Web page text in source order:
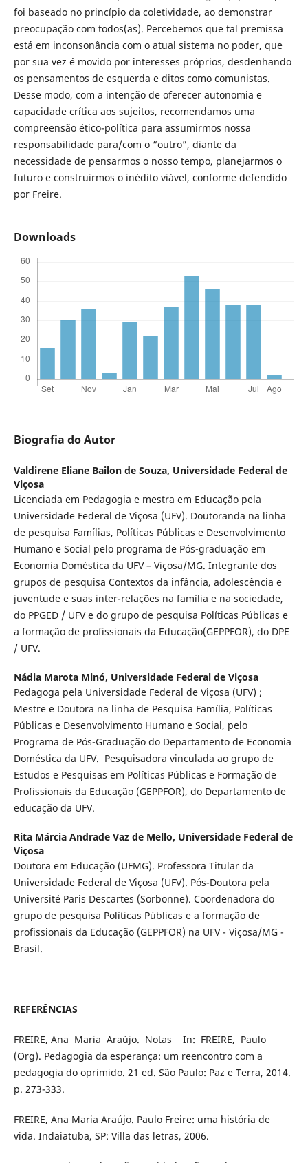
foi baseado no princípio da coletividade, ao demonstrar
preocupação com todos(as). Percebemos que tal premissa
está em inconsonância com o atual sistema no poder, que
por sua vez é movido por interesses próprios, desdenhando
os pensamentos de esquerda e ditos como comunistas.
Desse modo, com a intenção de oferecer autonomia e
capacidade crítica aos sujeitos, recomendamos uma
compreensão ético-política para assumirmos nossa
responsabilidade para/com o “outro”, diante da
necessidade de pensarmos o nosso tempo, planejarmos o
futuro e construirmos o inédito viável, conforme defendido
por Freire.
Downloads
Biografia do Autor
Valdirene Eliane Bailon de Souza, Universidade Federal de
Viçosa
Licenciada em Pedagogia e mestra em Educação pela
Universidade Federal de Viçosa (UFV). Doutoranda na linha
de pesquisa Famílias, Políticas Públicas e Desenvolvimento
Humano e Social pelo programa de Pós-graduação em
Economia Doméstica da UFV – Viçosa/MG. Integrante dos
grupos de pesquisa Contextos da infância, adolescência e
juventude e suas inter-relações na família e na sociedade,
do PPGED / UFV e do grupo de pesquisa Políticas Públicas e
a formação de profissionais da Educação(GEPPFOR), do DPE
/ UFV.
Nádia Marota Minó, Universidade Federal de Viçosa
Pedagoga pela Universidade Federal de Viçosa (UFV) ;
Mestre e Doutora na linha de Pesquisa Família, Políticas
Públicas e Desenvolvimento Humano e Social, pelo
Programa de Pós-Graduação do Departamento de Economia
Doméstica da UFV. Pesquisadora vinculada ao grupo de
Estudos e Pesquisas em Políticas Públicas e Formação de
Profissionais da Educação (GEPPFOR), do Departamento de
educação da UFV.
Rita Márcia Andrade Vaz de Mello, Universidade Federal de
Viçosa
Doutora em Educação (UFMG). Professora Titular da
Universidade Federal de Viçosa (UFV). Pós-Doutora pela
Université Paris Descartes (Sorbonne). Coordenadora do
grupo de pesquisa Políticas Públicas e a formação de
profissionais da Educação (GEPPFOR) na UFV - Viçosa/MG -
Brasil.
REFERÊNCIAS
FREIRE, Ana Maria Araújo. Notas In: FREIRE, Paulo
(Org). Pedagogia da esperança: um reencontro com a
pedagogia do oprimido. 21 ed. São Paulo: Paz e Terra, 2014.
p. 273-333.
FREIRE, Ana Maria Araújo. Paulo Freire: uma história de
vida. Indaiatuba, SP: Villa das letras, 2006.